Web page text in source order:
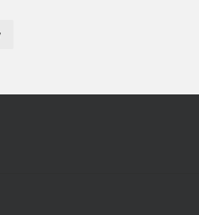
inkontinenční plavky